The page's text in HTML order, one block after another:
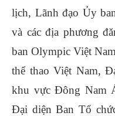
lịch, Lãnh đạo Ủy
và các địa phương
ban Olympic Việt
thể thao Việt Nam,
khu vực Đông Nam
Đại diện Ban Tổ